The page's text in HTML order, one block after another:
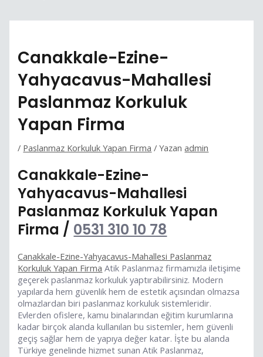
Canakkale-Ezine-
Yahyacavus-Mahallesi
Paslanmaz Korkuluk
Yapan Firma
/ Paslanmaz Korkuluk Yapan Firma / Yazan admin
Canakkale-Ezine-
Yahyacavus-Mahallesi
Paslanmaz Korkuluk Yapan
Firma / 0531 310 10 78
Canakkale-Ezine-Yahyacavus-Mahallesi Paslanmaz
Korkuluk Yapan Firma Atik Paslanmaz firmamızla iletişime
geçerek paslanmaz korkuluk yaptırabilirsiniz. Modern
yapılarda hem güvenlik hem de estetik açısından olmazsa
olmazlardan biri paslanmaz korkuluk sistemleridir.
Evlerden ofislere, kamu binalarından eğitim kurumlarına
kadar birçok alanda kullanılan bu sistemler, hem güvenli
geçiş sağlar hem de yapıya değer katar. İşte bu alanda
Türkiye genelinde hizmet sunan Atik Paslanmaz,